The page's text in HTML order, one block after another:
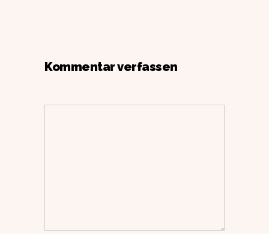
Kommentar verfassen